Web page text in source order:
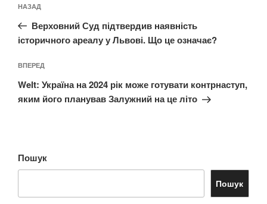
записів
Попередній
запис:
НАЗАД
Верховний Суд підтвердив наявність
історичного ареалу у Львові. Що це означає?
Наступний
запис
ВПЕРЕД
Welt: Україна на 2024 рік може готувати контрнаступ,
яким його планував Залужний на це літо
Пошук
Пошук